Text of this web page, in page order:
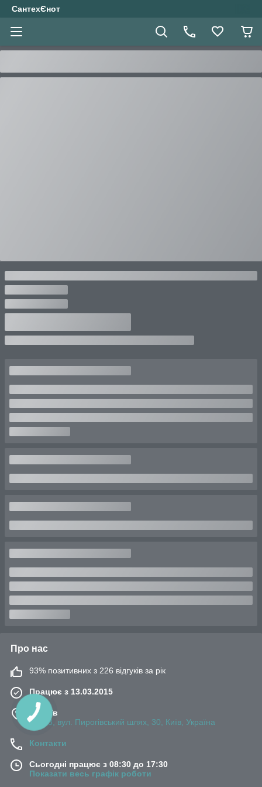
СантехЄнот
Про нас
93% позитивних з 226 відгуків за рік
Працює з 13.03.2015
м. Київ
03083, вул. Пирогівський шлях, 30, Київ, Україна
Контакти
Сьогодні працює з 08:30 до 17:30
Показати весь графік роботи